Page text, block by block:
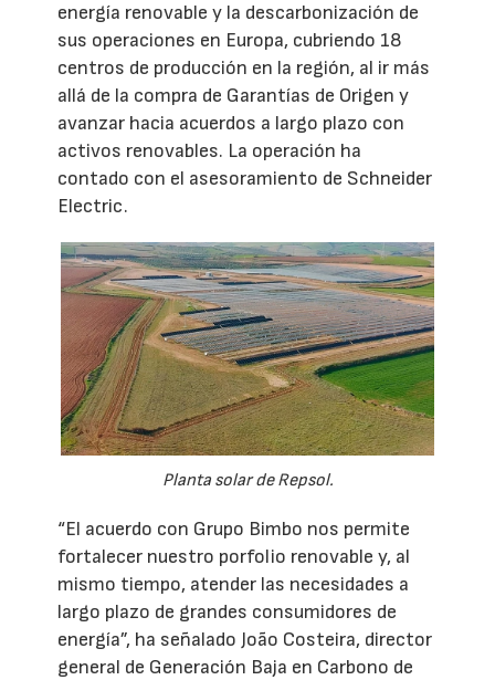
energía renovable y la descarbonización de
sus operaciones en Europa, cubriendo 18
centros de producción en la región, al ir más
allá de la compra de Garantías de Origen y
avanzar hacia acuerdos a largo plazo con
activos renovables. La operación ha
contado con el asesoramiento de Schneider
Electric.
Planta solar de Repsol.
“El acuerdo con Grupo Bimbo nos permite
fortalecer nuestro porfolio renovable y, al
mismo tiempo, atender las necesidades a
largo plazo de grandes consumidores de
energía”, ha señalado João Costeira, director
general de Generación Baja en Carbono de